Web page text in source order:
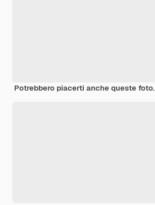
Potrebbero piacerti anche queste foto.